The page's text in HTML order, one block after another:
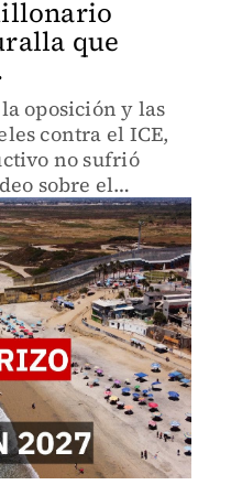
que
la oposición y las
contra el ICE,
no sufrió
sobre el
y la retención
en la